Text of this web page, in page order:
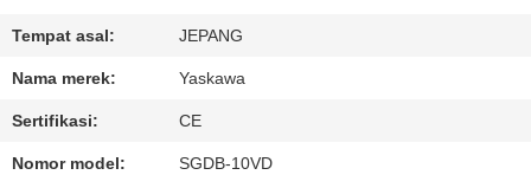
HUBUNGI
KAMI
Tempat asal: JEPANG
Nama merek: Yaskawa
Sertifikasi: CE
Nomor model: SGDB-10VD